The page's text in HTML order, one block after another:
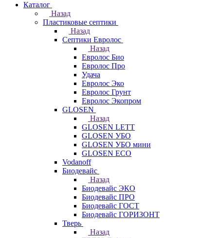
Каталог
Назад
Пластиковые септики
Назад
Септики Евролос
Назад
Евролос Био
Евролос Про
Удача
Евролос Эко
Евролос Грунт
Евролос Экопром
GLOSEN
Назад
GLOSEN LETT
GLOSEN УБО
GLOSEN УБО мини
GLOSEN ECO
Vodanoff
Биодевайс
Назад
Биодевайс ЭКО
Биодевайс ПРО
Биодевайс ГОСТ
Биодевайс ГОРИЗОНТ
Тверь
Назад